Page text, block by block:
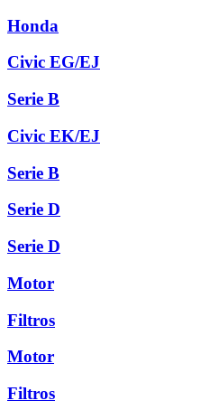
Honda
Civic EG/EJ
Serie B
Civic EK/EJ
Serie B
Serie D
Serie D
Motor
Filtros
Motor
Filtros